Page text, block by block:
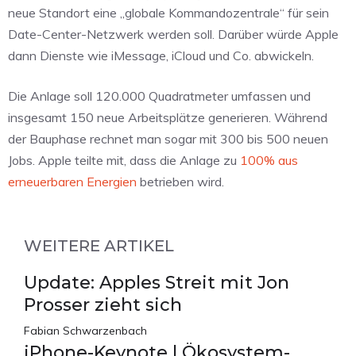
neue Standort eine „globale Kommandozentrale“ für sein
Date-Center-Netzwerk werden soll. Darüber würde Apple
dann Dienste wie iMessage, iCloud und Co. abwickeln.
Die Anlage soll 120.000 Quadratmeter umfassen und
insgesamt 150 neue Arbeitsplätze generieren. Während
der Bauphase rechnet man sogar mit 300 bis 500 neuen
Jobs. Apple teilte mit, dass die Anlage zu 100% aus
erneuerbaren Energien betrieben wird.
WEITERE ARTIKEL
Update: Apples Streit mit Jon
Prosser zieht sich
Fabian Schwarzenbach